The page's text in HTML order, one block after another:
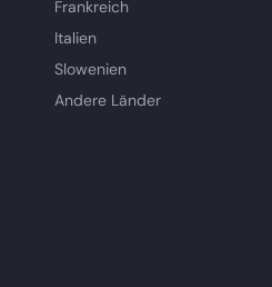
Frankreich
Italien
Slowenien
Andere Länder